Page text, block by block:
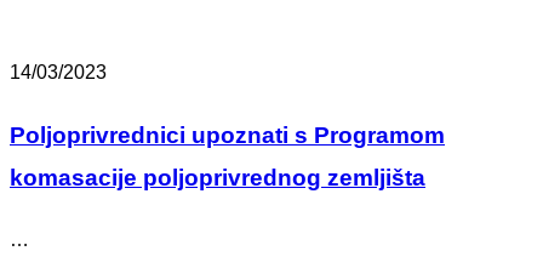
14/03/2023
Poljoprivrednici upoznati s Programom
komasacije poljoprivrednog zemljišta
…